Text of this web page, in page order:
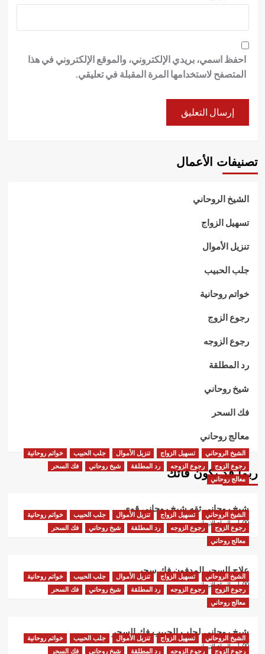
احفظ اسمي، بريدي الإلكتروني، والموقع الإلكتروني في هذا
المتصفح لاستخدامها المرة المقبلة في تعليقي.
تصنيفات الأعمال
الشيخ الروحاني
تسهيل الزواج
تنزيل الأموال
جلب الحبيب
خواتم روحانية
رجوع الزوج
رجوع الزوجه
رد المطلقة
شيخ روحاني
فك السحر
معالج روحاني
ربما قد يكون فاتك
الشيخ الروحاني تسهيل الزواج تنزيل الأموال جلب الحبيب
خواتم روحانية
رجوع الزوج
رجوع الزوجه رد المطلقة شيخ روحاني
فك السحر
معالج روحاني
شيخ روحاني ثقه شيخ روحاني قوي
أبو البراء التيجاني
الشيخ الروحاني تسهيل الزواج تنزيل الأموال جلب الحبيب
خواتم روحانية
رجوع الزوج
رجوع الزوجه رد المطلقة شيخ روحاني
فك السحر
معالج روحاني
علاج السحر المدفون فك سحر
أبو البراء التيجاني
الشيخ الروحاني تسهيل الزواج تنزيل الأموال جلب الحبيب
خواتم روحانية
رجوع الزوج
رجوع الزوجه رد المطلقة شيخ روحاني
فك السحر
معالج روحاني
شيخ روحاني لجلب الحبيب فك السحر
أبو البراء التيجاني
الشيخ الروحاني تسهيل الزواج تنزيل الأموال جلب الحبيب
خواتم روحانية
رجوع الزوج
رجوع الزوجه رد المطلقة شيخ روحاني فك السحر